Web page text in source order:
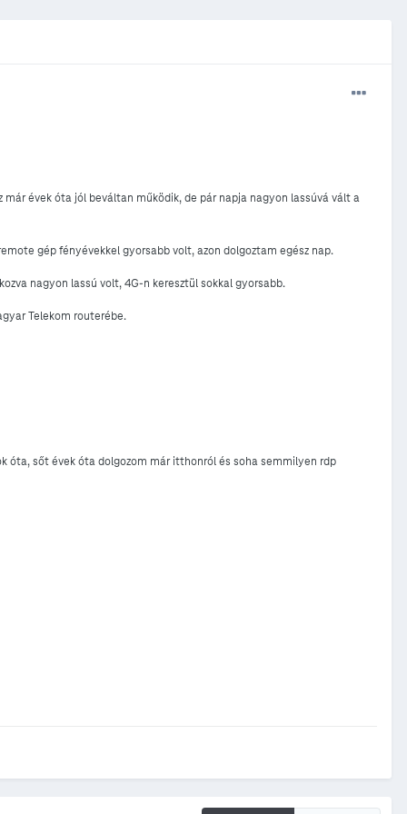
évek óta jól beváltan működik, de pár napja nagyon lassúvá vált a
gép fényévekkel gyorsabb volt, azon dolgoztam egész nap.
nagyon lassú volt, 4G-n keresztül sokkal gyorsabb.
Telekom routerébe.
óta, sőt évek óta dolgozom már itthonról és soha semmilyen rdp